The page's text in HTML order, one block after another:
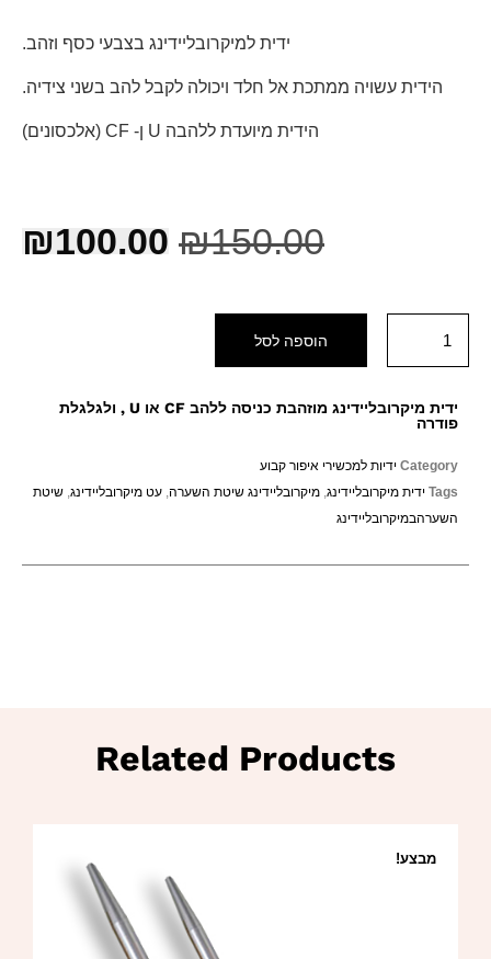
ידית למיקרובליידינג בצבעי כסף וזהב.
הידית עשויה ממתכת אל חלד ויכולה לקבל להב בשני צידיה.
הידית מיועדת ללהבה U ן- CF (אלכסונים)
₪150.00
₪100.00
הוספה לסל
ידית מיקרובליידינג מוזהבת כניסה ללהב CF או U , ולגלגלת
פודרה
Category ידיות למכשירי איפור קבוע
Tags ידית מיקרובליידינג, מיקרובליידינג שיטת השערה, עט מיקרובליידינג, שיטת
השערהבמיקרובליידינג
Related Products
מבצע!